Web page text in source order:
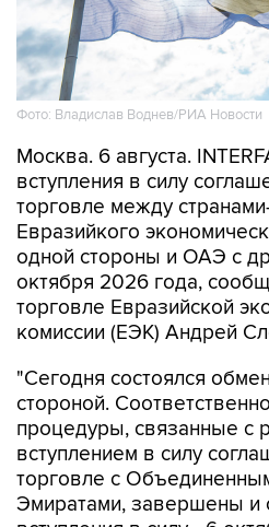
Фото: Владислав Воднев/РИА Новости
Москва. 6 августа.
вступления в силу
торговле между
Евразийкого
одной стороны и ОАЭ с
октября 2026 года,
торговле Евразийской
комиссии (ЕЭК) Андрей
"Сегодня состоялся
стороной.
процедуры, связанные с
вступлением в силу
торговле с
Эмиратами, завершены и